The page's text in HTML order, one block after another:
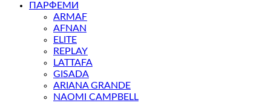
ПАРФЕМИ
ARMAF
AFNAN
ELITE
REPLAY
LATTAFA
GISADA
ARIANA GRANDE
NAOMI CAMPBELL